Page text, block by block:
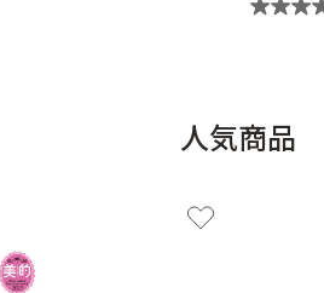
人気商品